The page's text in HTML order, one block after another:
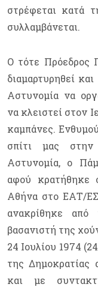
στρέφεται κατά
συλλαμβάνεται.
Ο τότε Πρόεδρος
διαμαρτυρηθεί
Αστυνομία να
να κλειστεί στον
καμπάνες.
σπίτι μας
Αστυνομία, ο
αφού κρατήθηκε
Αθήνα στο ΕΑΤ/
ανακρίθηκε από
βασανιστή της
24 Ιουλίου 1974
της Δημοκρατίας
και με